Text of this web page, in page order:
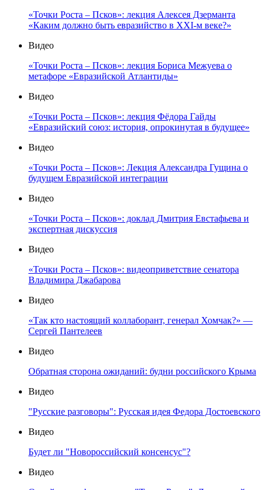
«Точки Роста – Псков»: лекция Алексея Дзерманта
«Каким должно быть евразийство в XXI-м веке?»
Видео
«Точки Роста – Псков»: лекция Бориса Межуева о
метафоре «Евразийской Атлантиды»
Видео
«Точки Роста – Псков»: лекция Фёдора Гайды
«Евразийский союз: история, опрокинутая в будущее»
Видео
«Точки Роста – Псков»: Лекция Александра Гущина о
будущем Евразийской интеграции
Видео
«Точки Роста – Псков»: доклад Дмитрия Евстафьева и
экспертная дискуссия
Видео
«Точки Роста – Псков»: видеоприветствие сенатора
Владимира Джабарова
Видео
«Так кто настоящий коллаборант, генерал Хомчак?» —
Сергей Пантелеев
Видео
Обратная сторона ожиданий: будни российского Крыма
Видео
"Русские разговоры": Русская идея Федора Достоевского
Видео
Будет ли "Новороссийский консенсус"?
Видео